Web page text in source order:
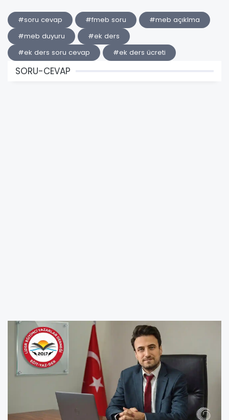
#soru cevap #fmeb soru
#meb açıklma
#meb duyuru
#ek ders
#ek ders soru cevap
#ek ders ücreti
SORU-CEVAP